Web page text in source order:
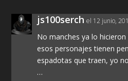
js100serch el 12 junio,
No manches ya lo hicieron
esos personajes tienen
espadotas que traen, yo
…